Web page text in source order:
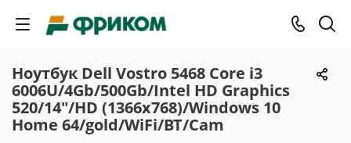
Ноутбук Dell Vostro 5468 Core i3
6006U/4Gb/500Gb/Intel HD Graphics
520/14"/HD (1366x768)/Windows 10
Home 64/gold/WiFi/BT/Cam